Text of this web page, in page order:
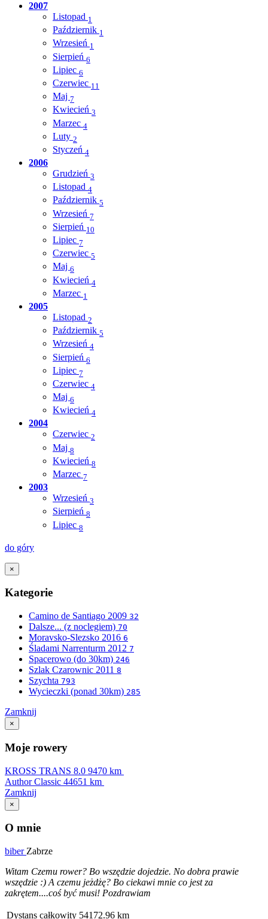
2007
Listopad 1
Październik 1
Wrzesień 1
Sierpień 6
Lipiec 6
Czerwiec 11
Maj 7
Kwiecień 3
Marzec 4
Luty 2
Styczeń 4
2006
Grudzień 3
Listopad 4
Październik 5
Wrzesień 7
Sierpień 10
Lipiec 7
Czerwiec 5
Maj 6
Kwiecień 4
Marzec 1
2005
Listopad 2
Październik 5
Wrzesień 4
Sierpień 6
Lipiec 7
Czerwiec 4
Maj 6
Kwiecień 4
2004
Czerwiec 2
Maj 8
Kwiecień 8
Marzec 7
2003
Wrzesień 3
Sierpień 8
Lipiec 8
do góry
×
Kategorie
Camino de Santiago 2009 32
Dalsze... (z noclegiem) 70
Moravsko-Slezsko 2016 6
Śladami Narrenturm 2012 7
Spacerowo (do 30km) 246
Szlak Czarownic 2011 8
Szychta 793
Wycieczki (ponad 30km) 285
Zamknij
×
Moje rowery
KROSS TRANS 8.0 9470 km
Author Classic 44651 km
Zamknij
×
O mnie
biber Zabrze
Witam Czemu rower? Bo wszędzie dojedzie. No dobra prawie
wszędzie :) A czemu jeżdżę? Bo ciekawi mnie co jest za
zakrętem....coś być musi! Pozdrawiam
Dystans całkowity 54172.96 km